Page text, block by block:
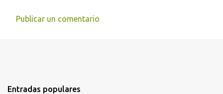
t
s
Publicar un comentario
Entradas populares